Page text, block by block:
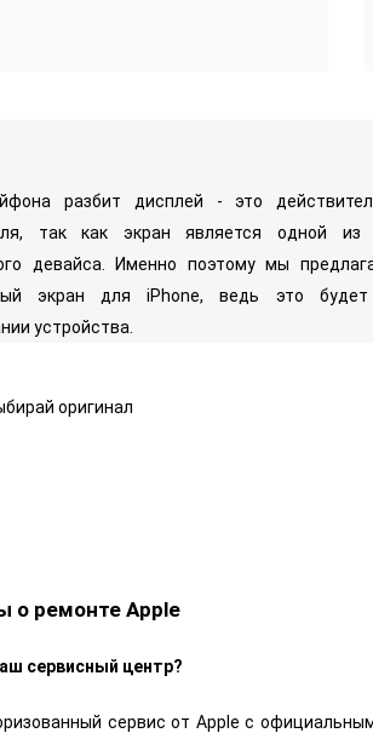
разбит дисплей - это
так как экран является одной
девайса. Именно поэтому мы
экран для iPhone, ведь это
устройства.
оригинал
о ремонте Apple
сервисный центр?
сервис от Apple с